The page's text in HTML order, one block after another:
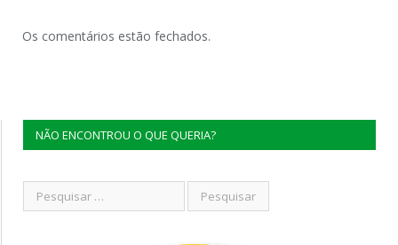
Os comentários estão fechados.
NÃO ENCONTROU O QUE QUERIA?